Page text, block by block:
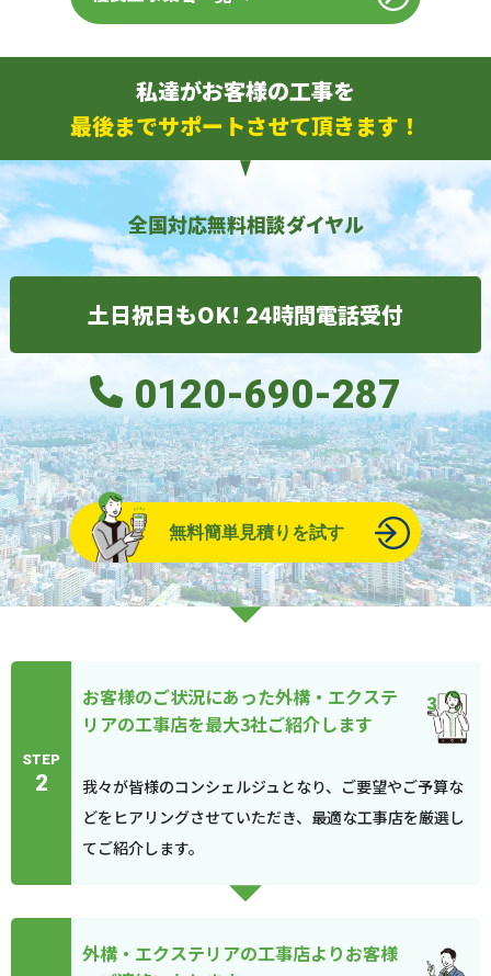
私達がお客様の工事を
最後までサポートさせて頂きます！
全国対応無料相談ダイヤル
土日祝日もOK! 24時間電話受付
0120-690-287
無料簡単見積りを試す
STEP
2
お客様のご状況にあった外構・エクステ
リアの工事店を最大3社ご紹介します
我々が皆様のコンシェルジュとなり、ご要望やご予算な
どをヒアリングさせていただき、最適な工事店を厳選し
てご紹介します。
外構・エクステリアの工事店よりお客様